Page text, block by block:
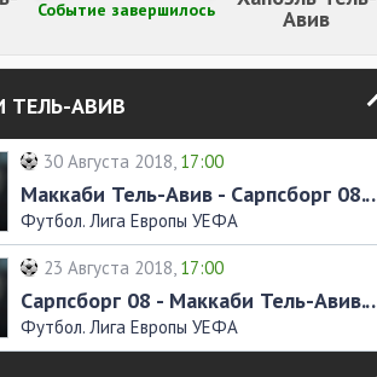
Авив
Событие завершилось
ТЕЛЬ-АВИВ
30 Августа 2018, 17:00
Маккаби Тель-Авив -
Футбол. Лига Европы УЕФА
23 Августа 2018, 17:00
Сарпсборг 08 -
Футбол. Лига Европы УЕФА